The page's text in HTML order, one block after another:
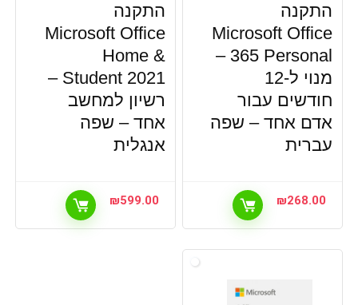
התקנה
Microsoft Office
365 Personal –
מנוי ל-12
חודשים עבור
אדם אחד – שפה
עברית
₪268.00
התקנה
Microsoft Office
Home &
Student 2021 –
רשיון למחשב
אחד – שפה
אנגלית
₪599.00